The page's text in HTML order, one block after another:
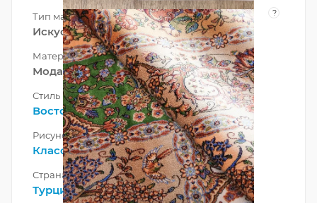
Тип материала ?
Искусственный
Материал
Модал-Шелк
Стиль
Восточный
Рисунок
Классический
Страна
Турция